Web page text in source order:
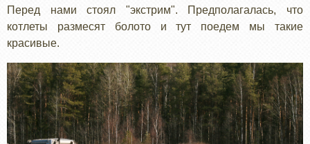
Перед нами стоял "экстрим". Предполагалась, что
котлеты размесят болото и тут поедем мы такие
красивые.